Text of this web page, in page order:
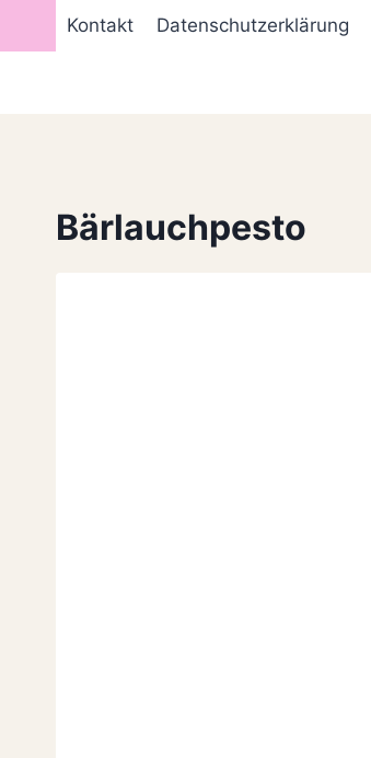
Kontakt Datenschutzerklärung
Bärlauchpesto